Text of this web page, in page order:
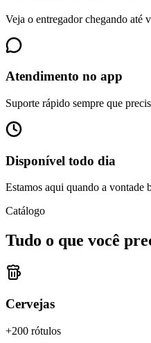
Veja o entregador chegando até
Atendimento no app
Suporte rápido sempre que
Disponível todo dia
Estamos aqui quando a vontade
Catálogo
Tudo o que você
Cervejas
+200 rótulos